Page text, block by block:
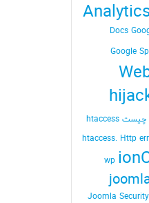
Docs
Google
htaccess
htaccess. Http
wp
Joomla Security